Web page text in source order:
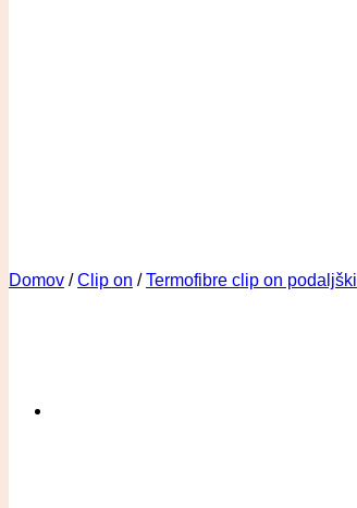
Domov / Clip on / Termofibre clip on podaljški